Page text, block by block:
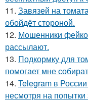
11. Завязей на
обойдёт стороной.
12. Мошенники
рассылают.
13. Подкормку для
помогает мне
14. Telegram в
несмотря на попытки